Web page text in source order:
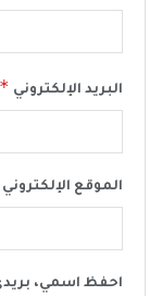
البريد الإلكتروني *
الموقع الإلكتروني
احفظ اسمي، بريدي